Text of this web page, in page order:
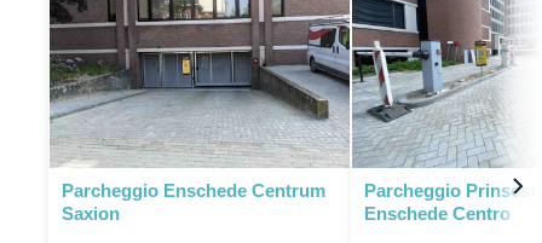
Parcheggio Enschede Centrum
Saxion
Parcheggio
Enschede Centro